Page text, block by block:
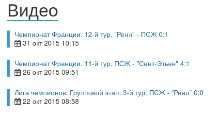
Видео
Чемпионат Франции. 12-й тур. "Ренн" - ПСЖ 0:1
31 окт 2015 10:15
Чемпионат Франции. 11-й тур. ПСЖ - "Сент-Этьен" 4:1
26 окт 2015 09:51
Лига чемпионов. Групповой этап. 3-й тур. ПСЖ - "Реал" 0:0
22 окт 2015 08:58